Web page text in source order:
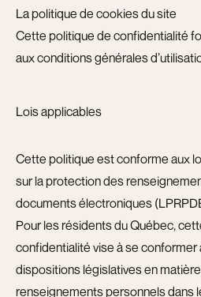
La politique de cookies du site
Cette politique de confidentialité
aux conditions générales
Lois applicables
Cette politique est conforme aux
sur la protection des
documents électroniques
Pour les résidents du Québec,
confidentialité vise à se conformer
dispositions législatives en
renseignements personnels dans